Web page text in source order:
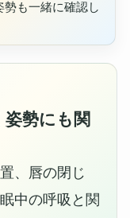
も一緒に確認し
勢にも関
、唇の閉じ
中の呼吸と関